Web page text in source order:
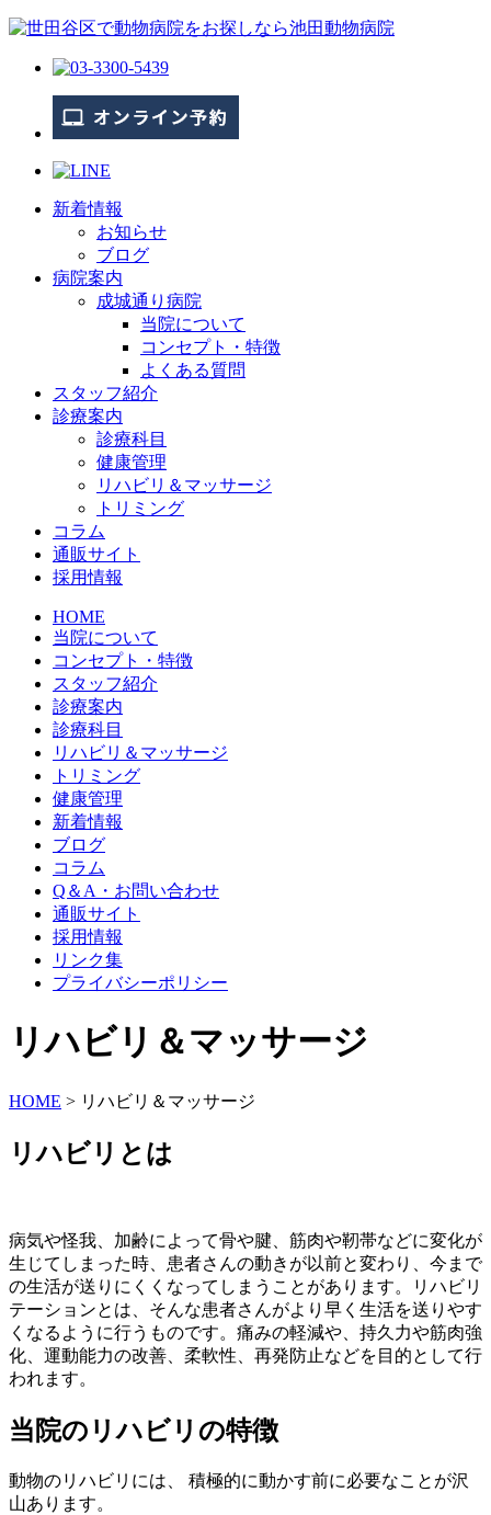
新着情報
お知らせ
ブログ
病院案内
成城通り病院
当院について
コンセプト・特徴
よくある質問
スタッフ紹介
診療案内
診療科目
健康管理
リハビリ＆マッサージ
トリミング
コラム
通販サイト
採用情報
HOME
当院について
コンセプト・特徴
スタッフ紹介
診療案内
診療科目
リハビリ＆マッサージ
トリミング
健康管理
新着情報
ブログ
コラム
Q＆A・お問い合わせ
通販サイト
採用情報
リンク集
プライバシーポリシー
リハビリ＆マッサージ
HOME > リハビリ＆マッサージ
リハビリとは
病気や怪我、加齢によって骨や腱、筋肉や靭帯などに変化が
生じてしまった時、患者さんの動きが以前と変わり、今まで
の生活が送りにくくなってしまうことがあります。リハビリ
テーションとは、そんな患者さんがより早く生活を送りやす
くなるように行うものです。痛みの軽減や、持久力や筋肉強
化、運動能力の改善、柔軟性、再発防止などを目的として行
われます。
当院のリハビリの特徴
動物のリハビリには、 積極的に動かす前に必要なことが沢
山あります。